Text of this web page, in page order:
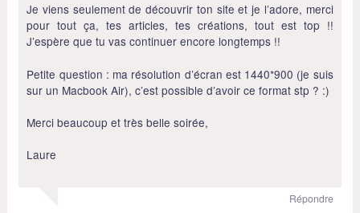
Je viens seulement de découvrir ton site et je l’adore, merci
pour tout ça, tes articles, tes créations, tout est top !!
J’espère que tu vas continuer encore longtemps !!
Petite question : ma résolution d’écran est 1440*900 (je suis
sur un Macbook Air), c’est possible d’avoir ce format stp ? :)
Merci beaucoup et très belle soirée,
Laure
Répondre